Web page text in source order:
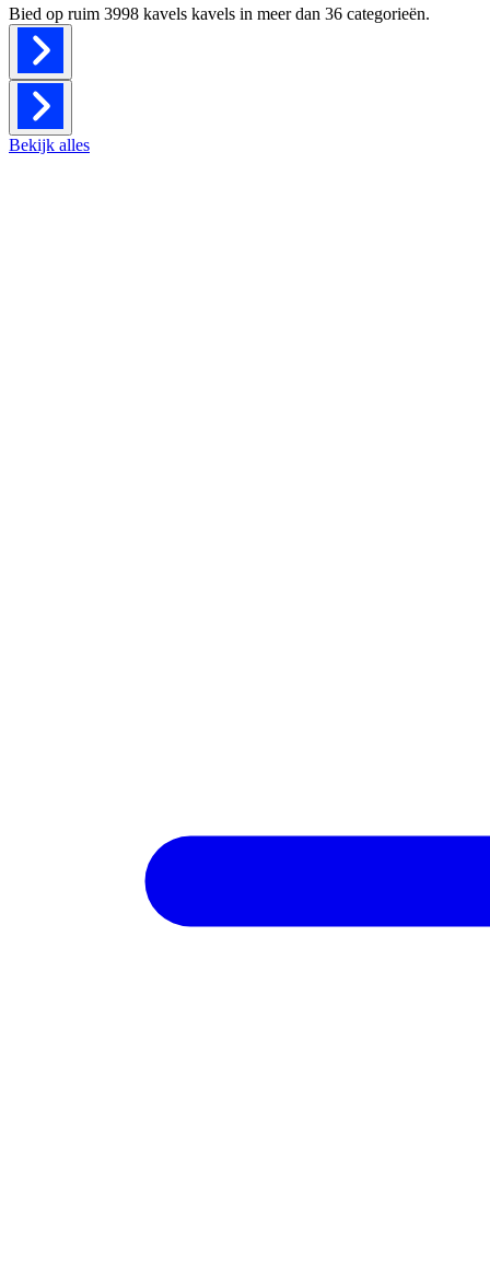
Bied op ruim 3998 kavels kavels in meer dan 36 categorieën.
Bekijk alles